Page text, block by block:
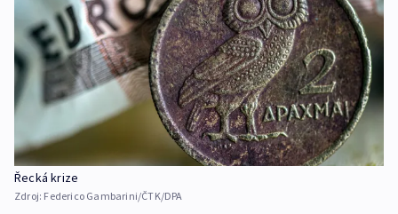
Řecká krize
Zdroj: Federico Gambarini/ČTK/DPA